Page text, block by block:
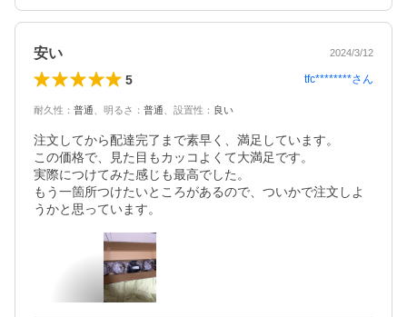
安い 2024/3/12
5 tfc********さん
耐久性 ： 普通 明るさ ： 普通 設置性 ： 良い
注文してから配達完了まで素早く、満足しています。
この価格で、見た目もカッコよくて大満足です。
実際につけてみた感じも最高でした。
もう一箇所つけたいところがあるので、ついかで注文しよ
うかと思っています。